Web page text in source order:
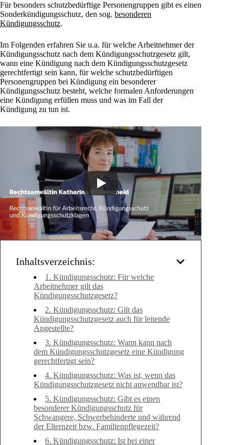
Für besonders schutzbedürftige Personengruppen gibt es einen
Sonderkündigungsschutz, den sog. besonderen
Kündigungsschutz.
Im Folgenden erfahren Sie u.a. für welche Arbeitnehmer der
Kündigungsschutz nach dem Kündigungsschutzgesetz gilt,
wann eine Kündigung nach dem Kündigungsschutzgesetz
gerechtfertigt sein kann, für welche schutzbedürftigen
Personengruppen bei Kündigung ein besonderer
Kündigungsschutz besteht, welche formalen Anforderungen
eine Kündigung erfüllen muss und was im Fall der
Kündigung zu tun ist.
Inhaltsverzeichnis:
1. Kündigungsschutz: Für welche
Arbeitnehmer gilt das
Kündigungsschutzgesetz?
2. Kündigungsschutz: Gilt das
Kündigungsschutzgesetz auch für leitende
Angestellte?
3. Kündigungsschutz: Wann kann nach
dem Kündigungsschutzgesetz eine Kündigung
gerechtfertigt sein?
4. Kündigungsschutz: Was ist, wenn das
Kündigungsschutzgesetz nicht anwendbar ist?
5. Kündigungsschutz: Gibt es einen
besonderer Kündigungsschutz für
Schwangere, Schwerbehinderte und während
der Elternzeit bzw. Familienpflegezeit?
6. Kündigungsschutz: Ist bei einer